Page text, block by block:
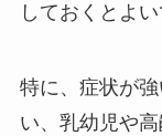
しておくとよい
特に、症状が
い、乳幼児や